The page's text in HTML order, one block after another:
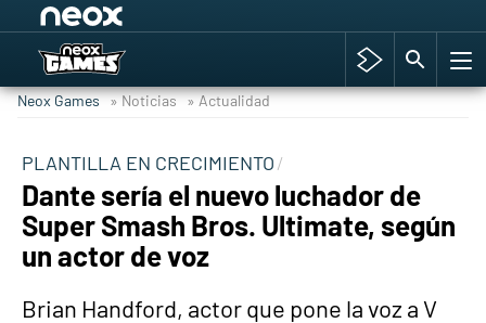
Hyrule Warriors: La Era del Cataclismo
Cyberpunk 2077
Hyrule Warriors
Asia peculiar tradición
Neox Games » Noticias » Actualidad
PLANTILLA EN CRECIMIENTO
Dante sería el nuevo luchador de
Super Smash Bros. Ultimate, según
un actor de voz
Brian Handford, actor que pone la voz a V